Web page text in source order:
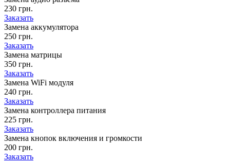
230 грн.
Заказать
Замена аккумулятора
250 грн.
Заказать
Замена матрицы
350 грн.
Заказать
Замена WiFi модуля
240 грн.
Заказать
Замена контроллера питания
225 грн.
Заказать
Замена кнопок включения и громкости
200 грн.
Заказать